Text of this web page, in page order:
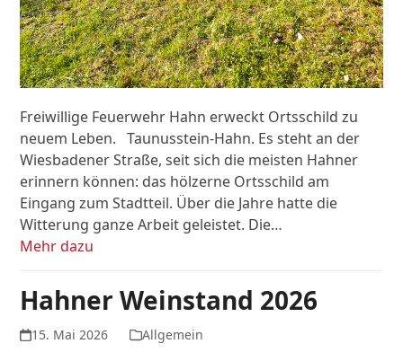
Freiwillige Feuerwehr Hahn erweckt Ortsschild zu
neuem Leben. Taunusstein-Hahn. Es steht an der
Wiesbadener Straße, seit sich die meisten Hahner
erinnern können: das hölzerne Ortsschild am
Eingang zum Stadtteil. Über die Jahre hatte die
Witterung ganze Arbeit geleistet. Die…
Mehr dazu
Hahner Weinstand 2026
15. Mai 2026 Allgemein